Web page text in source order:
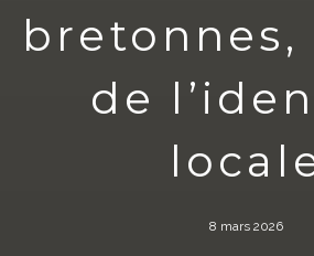
de
8 mars 2026